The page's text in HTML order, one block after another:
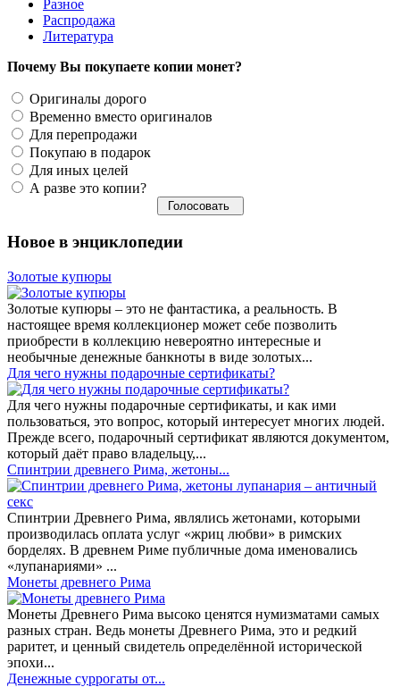
Разное
Распродажа
Литература
Почему Вы покупаете копии монет?
Оригиналы дорого
Временно вместо оригиналов
Для перепродажи
Покупаю в подарок
Для иных целей
А разве это копии?
Новое в энциклопедии
Золотые купюры
Золотые купюры – это не фантастика, а реальность. В
настоящее время коллекционер может себе позволить
приобрести в коллекцию невероятно интересные и
необычные денежные банкноты в виде золотых...
​Для чего нужны подарочные сертификаты?
Для чего нужны подарочные сертификаты, и как ими
пользоваться, это вопрос, который интересует многих людей.
Прежде всего, подарочный сертификат являются документом,
который даёт право владельцу,...
Спинтрии древнего Рима, жетоны...
Спинтрии Древнего Рима, являлись жетонами, которыми
производилась оплата услуг «жриц любви» в римских
борделях. В древнем Риме публичные дома именовались
«лупанариями» ...
Монеты древнего Рима
Монеты Древнего Рима высоко ценятся нумизматами самых
разных стран. Ведь монеты Древнего Рима, это и редкий
раритет, и ценный свидетель определённой исторической
эпохи...
Денежные суррогаты от...